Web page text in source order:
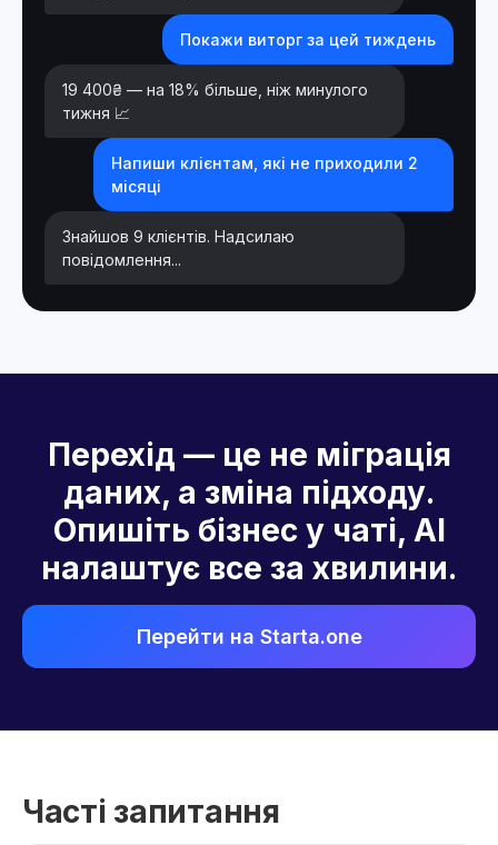
Покажи виторг за цей тиждень
19 400₴ — на 18% більше, ніж минулого
тижня 📈
Напиши клієнтам, які не приходили 2
місяці
Знайшов 9 клієнтів. Надсилаю
повідомлення...
Перехід — це не міграція
даних, а зміна підходу.
Опишіть бізнес у чаті, AI
налаштує все за хвилини.
Перейти на Starta.one
Часті запитання